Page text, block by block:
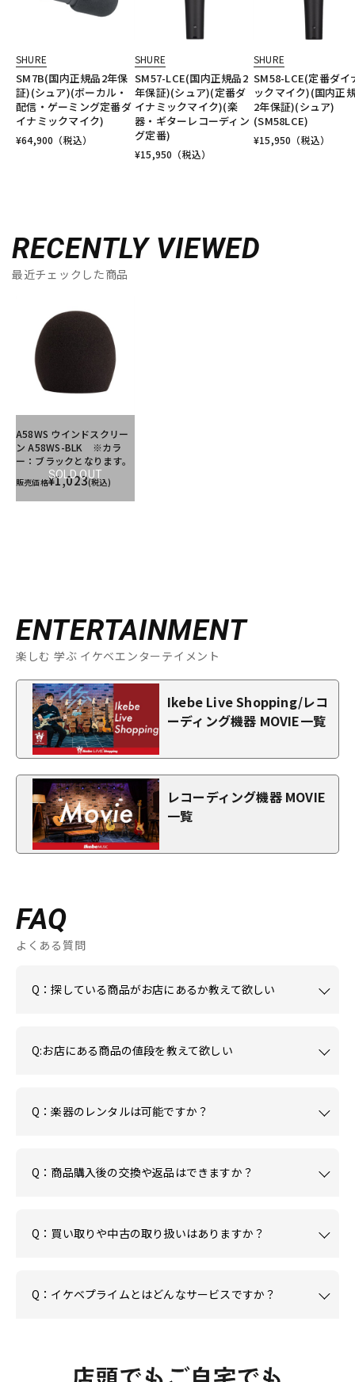
SHURE
SM7B(国内正規品2年保
証)(シュア)(ボーカル・
配信・ゲーミング定番ダ
イナミックマイク)
¥64,900 （税込）
SHURE
SM57-LCE(国内正規品2
年保証)(シュア)(定番ダ
イナミックマイク)(楽
器・ギターレコーディン
グ定番)
¥15,950 （税込）
SHURE
SM58-LCE(定番ダイ
ックマイク)(国内正
2年保証)(シュア)
(SM58LCE)
¥15,950 （税込）
RECENTLY VIEWED
最近チェックした商品
SOLD OUT
A58WS ウインドスクリー
ン A58WS-BLK ※カラ
ー：ブラックとなります。
販売価格¥1,023(税込)
ENTERTAINMENT
楽しむ 学ぶ イケベエンターテイメント
Ikebe Live Shopping/レコ
ーディング機器 MOVIE一覧
レコーディング機器 MOVIE
一覧
FAQ
よくある質問
Q：探している商品がお店にあるか教えて欲しい
Q:お店にある商品の値段を教えて欲しい
Q：楽器のレンタルは可能ですか？
Q：商品購入後の交換や返品はできますか？
Q：買い取りや中古の取り扱いはありますか？
Q：イケベプライムとはどんなサービスですか？